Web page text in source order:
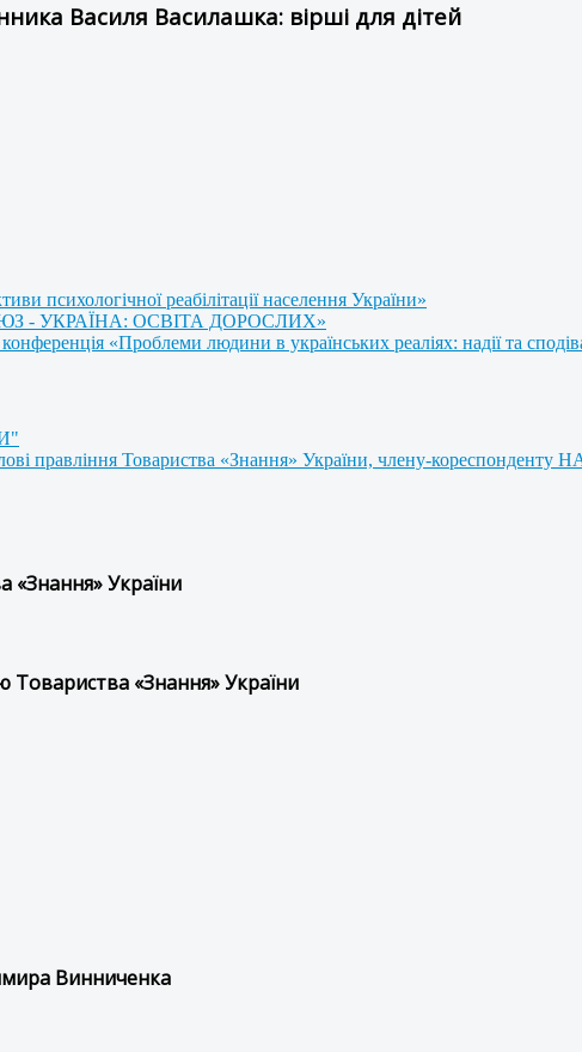
Василя Василашка: вірші для дітей
психологічної реабілітації населення України»
- УКРАЇНА: ОСВІТА ДОРОСЛИХ»
«Проблеми людини в українських реаліях: надії та
правління Товариства «Знання» України, члену-кореспонденту
«Знання» України
Товариства «Знання» України
Винниченка